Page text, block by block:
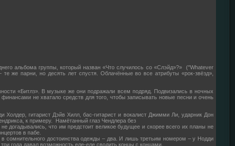
альбома группы, который назван «Что случилось со «Слэйд»?» ("Whatever
же парни, но десять лет спустя. Облачённые во все атрибуты «рок-звёзд»,
«Битлз». В музыке же они подражали всем подряд. Подвизались в ночных
не хватало средств для того, чтобы записывать новые песни и очень
Холдер, гитарист Дэйв Хилл, бас-гитарист и вокалист Джимми Ли, ударник Дон
к примеру. Намётанный глаз Чендлера без
догадывались, что им предстоит великое будущее и скорее всего их планы не
в пабе.
сомнительного достоинства одежды – два. И лишь третьим номером – у Нодди
года давал возможность еле-еле сводить концы с концами.